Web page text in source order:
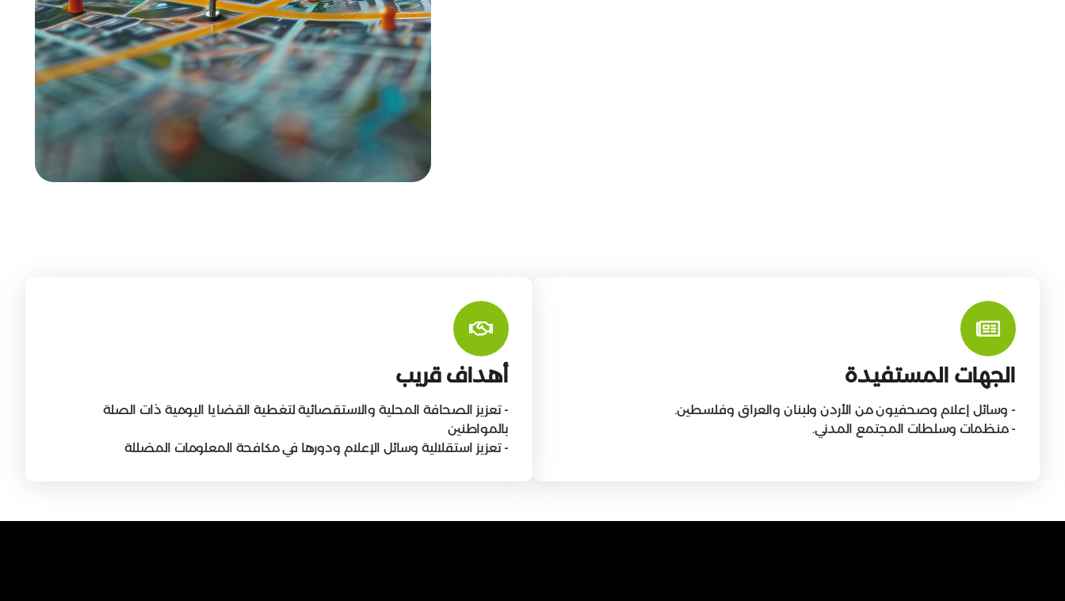
الجهات المستفيدة
- وسائل إعلام وصحفيون من الأردن ولبنان والعراق وفلسطين.
- منظمات وسلطات المجتمع المدني.
أهداف قريب
- تعزيز الصحافة المحلية والاستقصائية لتغطية القضايا اليومية ذات الصلة
بالمواطنين
- تعزيز استقلالية وسائل الإعلام ودورها في مكافحة المعلومات المضللة